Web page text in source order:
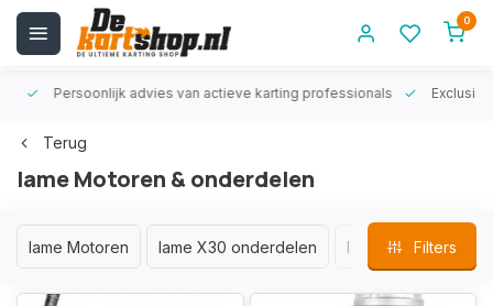
0
Persoonlijk advies van actieve karting professionals
Terug
Iame Motoren & onderdelen
Iame Motoren Iame X30 onderdelen Iame 60CC Swift
Filters